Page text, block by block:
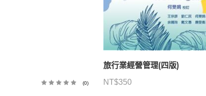
(0)
旅行業經營管理(四版)
NT$350